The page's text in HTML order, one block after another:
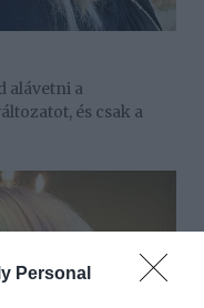
Personal
alávetni a
és csak a